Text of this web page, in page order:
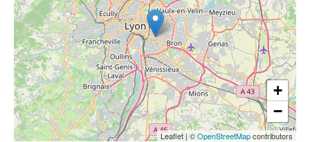
+
−
Leaflet | ©OpenStreetMapcontributors